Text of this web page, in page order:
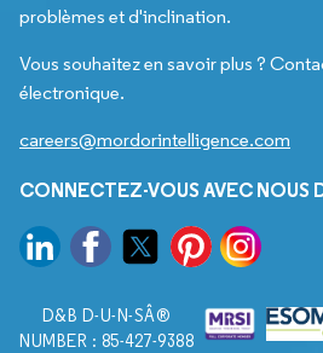
problèmes et d'inclination.
Vous souhaitez en savoir plus ?
électronique.
careers@mordorintelligence.com
CONNECTEZ-VOUS AVEC NOUS
D&B D-U-N-SÂ®
NUMBER : 85-427-9388